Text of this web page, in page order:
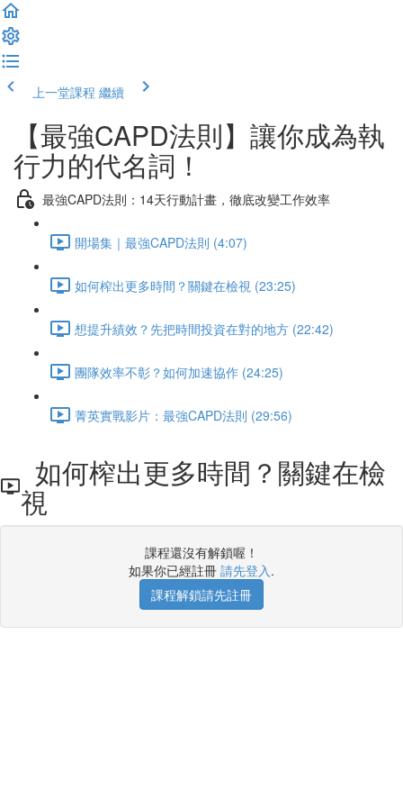
上一堂課程 繼續
【最強CAPD法則】讓你成為執
行力的代名詞！
最強CAPD法則：14天行動計畫，徹底改變工作效率
開場集｜最強CAPD法則 (4:07)
如何榨出更多時間？關鍵在檢視 (23:25)
想提升績效？先把時間投資在對的地方 (22:42)
團隊效率不彰？如何加速協作 (24:25)
菁英實戰影片：最強CAPD法則 (29:56)
如何榨出更多時間？關鍵在檢
視
課程還沒有解鎖喔！
如果你已經註冊 請先登入.
課程解鎖請先註冊